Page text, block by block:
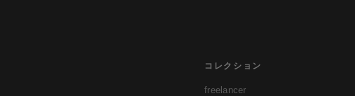
コレクション
freelancer